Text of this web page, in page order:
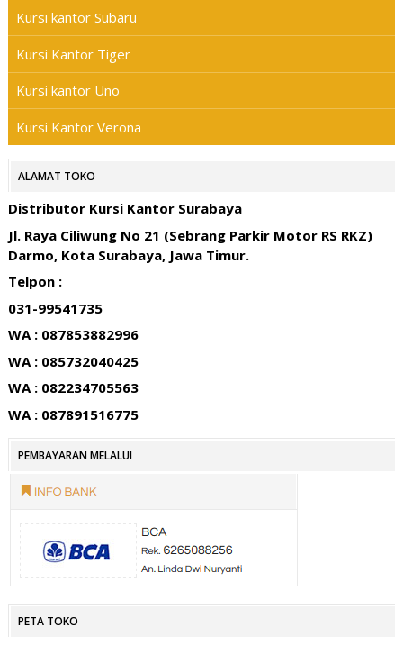
Kursi kantor Subaru
Kursi Kantor Tiger
Kursi kantor Uno
Kursi Kantor Verona
ALAMAT TOKO
Distributor Kursi Kantor Surabaya
Jl. Raya Ciliwung No 21 (Sebrang Parkir Motor RS RKZ)
Darmo, Kota Surabaya, Jawa Timur.
Telpon :
031-99541735
WA : 087853882996
WA : 085732040425
WA : 082234705563
WA : 087891516775
PEMBAYARAN MELALUI
PETA TOKO